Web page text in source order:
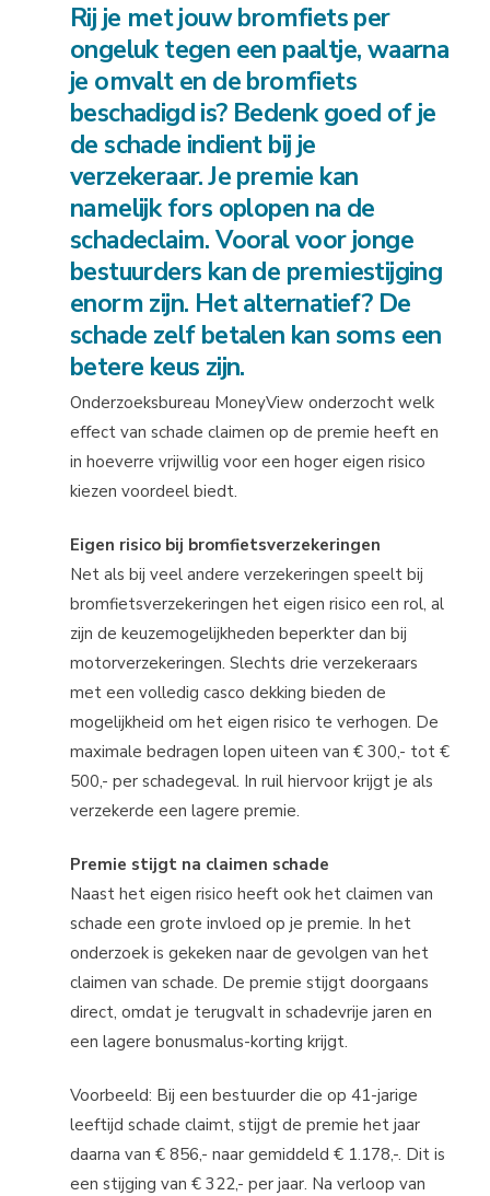
Rij je met jouw bromfiets per
ongeluk tegen een paaltje, waarna
je omvalt en de bromfiets
beschadigd is? Bedenk goed of je
de schade indient bij je
verzekeraar. Je premie kan
namelijk fors oplopen na de
schadeclaim. Vooral voor jonge
bestuurders kan de premiestijging
enorm zijn. Het alternatief? De
schade zelf betalen kan soms een
betere keus zijn.
Onderzoeksbureau MoneyView onderzocht welk
effect van schade claimen op de premie heeft en
in hoeverre vrijwillig voor een hoger eigen risico
kiezen voordeel biedt.
Eigen risico bij bromfietsverzekeringen
Net als bij veel andere verzekeringen speelt bij
bromfietsverzekeringen het eigen risico een rol, al
zijn de keuzemogelijkheden beperkter dan bij
motorverzekeringen. Slechts drie verzekeraars
met een volledig casco dekking bieden de
mogelijkheid om het eigen risico te verhogen. De
maximale bedragen lopen uiteen van € 300,- tot €
500,- per schadegeval. In ruil hiervoor krijgt je als
verzekerde een lagere premie.
Premie stijgt na claimen schade
Naast het eigen risico heeft ook het claimen van
schade een grote invloed op je premie. In het
onderzoek is gekeken naar de gevolgen van het
claimen van schade. De premie stijgt doorgaans
direct, omdat je terugvalt in schadevrije jaren en
een lagere bonusmalus-korting krijgt.
Voorbeeld: Bij een bestuurder die op 41-jarige
leeftijd schade claimt, stijgt de premie het jaar
daarna van € 856,- naar gemiddeld € 1.178,-. Dit is
een stijging van € 322,- per jaar. Na verloop van